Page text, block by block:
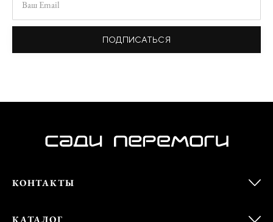
ПОДПИСАТЬСЯ
КОНТАКТЫ
КАТАЛОГ